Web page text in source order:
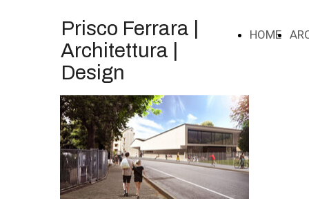
HOME
Prisco Ferrara |
Architettura |
Design